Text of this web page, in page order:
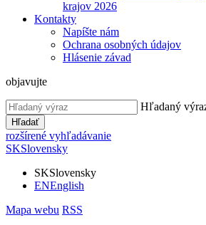
krajov 2026
Kontakty
Napíšte nám
Ochrana osobných údajov
Hlásenie závad
objavujte
Hľadaný
Hľadať
rozšírené vyhľadávanie
SKSlovensky
SKSlovensky
ENEnglish
Mapa webu RSS